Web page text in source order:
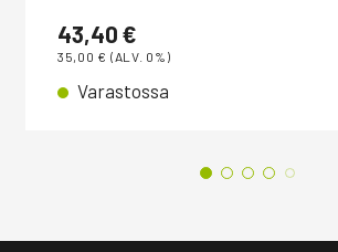
43,40 €
35,00 € (ALV. 0%)
Varastossa